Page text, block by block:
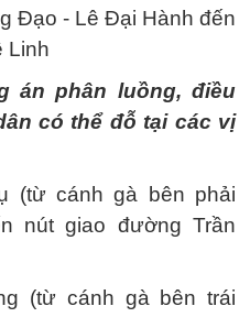
Đạo - Lê Đại Hành đến
Linh
án phân luồng, điều
có thể đỗ tại các vị
(từ cánh gà bên phải
nút giao đường Trần
(từ cánh gà bên trái